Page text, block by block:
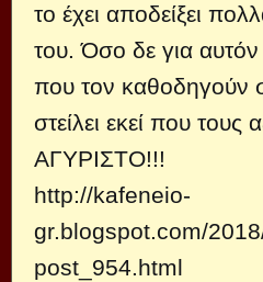
το έχει αποδείξει
του. Όσο δε για
που τον καθοδηγούν
στείλει εκεί που τους
ΑΓΥΡΙΣΤΟ!!!
http://kafeneio-
gr.blogspot.com/
post_954.html